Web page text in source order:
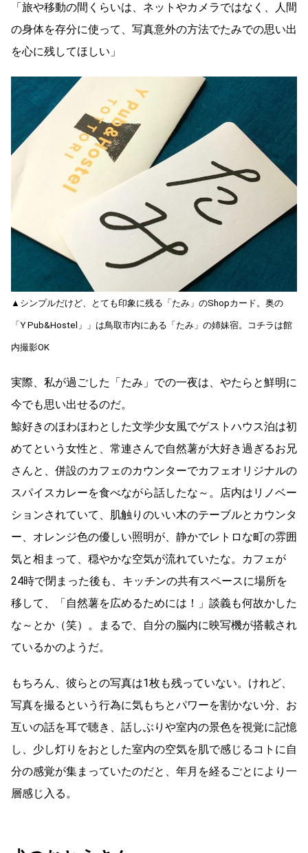
「旅や移動の間くらいは、ネットやカメラではなく、人間
の身体を存分に使って、写真意外の方法でたみでの思い出
を心に残してほしい」
▲シンプルだけど、とても印象に残る「たみ」のShopカード。奥の
「Y Pub&Hostel」」は鳥取市内にある「たみ」の姉妹宿。コチラは館
内撮影OK
実際、私が過ごした「たみ」での一夜は、やたらと鮮明に
今でも思い出せるのだ。
鯨好きのほわほわとした文学少女風でゲストハウス泊は初
めてという女性と、常連さんで自然薯が大好き過ぎるお兄
さんと、併設のカフェのカウンターでカフェオリジナルの
スパイスカレーを食べながら話したな～。店内はリノベー
ションされていて、肌触りのいい木のテーブルとカウンタ
ー、オレンジ色の優しい照明が、静かでレトロな町の雰囲
気と相まって、穏やかな空気が流れていたな。カフェが
24時で閉まった後も、キッチンの共有スペースに場所を
移して、「自然薯を広めるためには！」談義も何故かした
な～とか（笑）。まるで、自分の脳内に映写機が搭載され
ているかのようだ。
もちろん、彼らとの写真は1枚も残っていない。けれど、
写真を撮るという行為に気もちとパワーを割かない分、お
互いの話を耳で聴き、話しぶりや室内の景色を視覚に記憶
し、少し灯りをおとした室内の空気を肌で感じるコトに自
分の感覚が集まっていたのだと、年月を経るごとにより一
層感じ入る。